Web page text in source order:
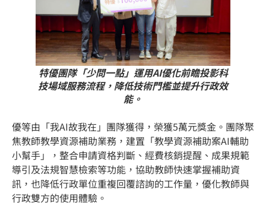
特優團隊「少問一點」運用AI優化前瞻投影科
技場域服務流程，降低技術門檻並提升行政效
能。
優等由「我AI故我在」團隊獲得，榮獲5萬元獎金。團隊聚
焦教師教學資源補助業務，建置「教學資源補助案AI輔助
小幫手」，整合申請資格判斷、經費核銷提醒、成果規範
導引及法規智慧檢索等功能，協助教師快速掌握補助資
訊，也降低行政單位重複回覆諮詢的工作量，優化教師與
行政雙方的使用體驗。